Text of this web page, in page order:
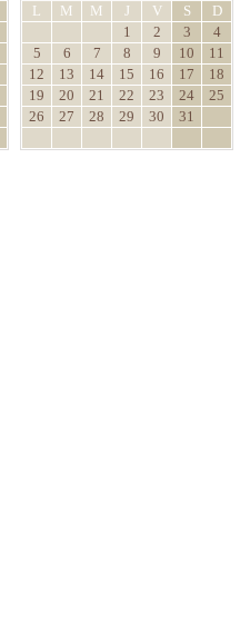
L M M J V S
D
1
2 3
4
5
6 7 8 9 10
11
12
13 14 15 16 17
18
19
20 21 22 23 24
25
26
27 28 29 30 31